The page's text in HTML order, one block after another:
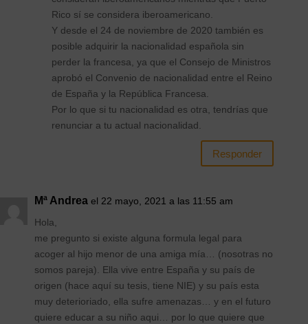
Rico sí se considera iberoamericano.
Y desde el 24 de noviembre de 2020 también es
posible adquirir la nacionalidad española sin
perder la francesa, ya que el Consejo de Ministros
aprobó el Convenio de nacionalidad entre el Reino
de España y la República Francesa.
Por lo que si tu nacionalidad es otra, tendrías que
renunciar a tu actual nacionalidad.
Responder
Mª Andrea el 22 mayo, 2021 a las 11:55 am
Hola,
me pregunto si existe alguna formula legal para
acoger al hijo menor de una amiga mía… (nosotras no
somos pareja). Ella vive entre España y su país de
origen (hace aquí su tesis, tiene NIE) y su país esta
muy deterioriado, ella sufre amenazas… y en el futuro
quiere educar a su niño aqui… por lo que quiere que